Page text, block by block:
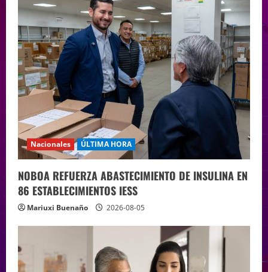
Nacionales ÚLTIMA HORA
NOBOA REFUERZA ABASTECIMIENTO DE INSULINA EN
86 ESTABLECIMIENTOS IESS
Mariuxi Buenaño 2026-08-05